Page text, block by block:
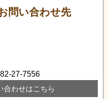
問い合わせ先
27-7556
合わせはこちら